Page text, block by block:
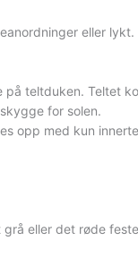
eller lykt.
teltduken. Teltet
for solen.
opp med kun
eller det røde